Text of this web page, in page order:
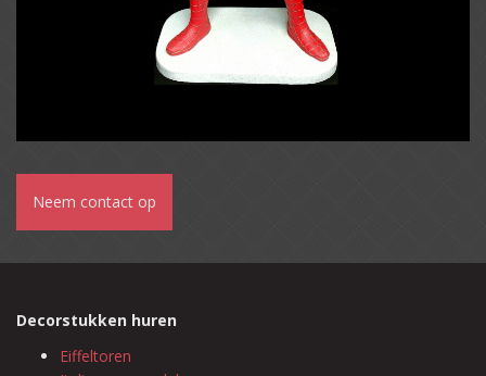
Neem contact op
Decorstukken huren
Eiffeltoren